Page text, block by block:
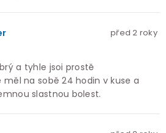
před 2 roky
a tyhle jsoi prostě
na sobě 24 hodin v kuse a
slastnou bolest.